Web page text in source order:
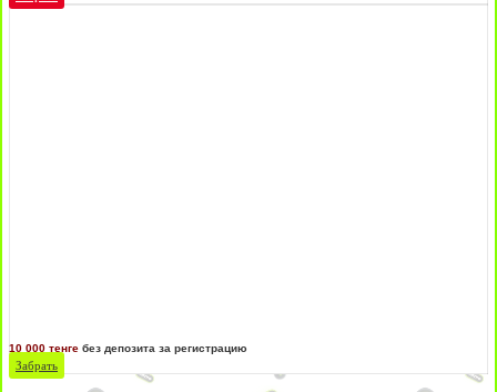
10 000 тенге без депозита за регистрацию
Забрать